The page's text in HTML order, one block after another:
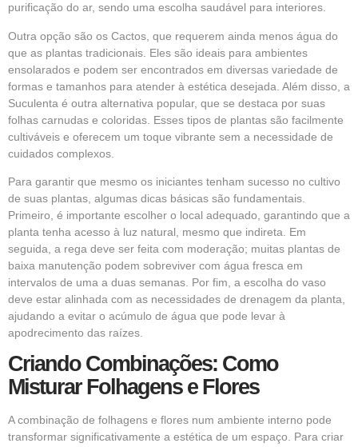
purificação do ar, sendo uma escolha saudável para interiores.
Outra opção são os Cactos, que requerem ainda menos água do
que as plantas tradicionais. Eles são ideais para ambientes
ensolarados e podem ser encontrados em diversas variedade de
formas e tamanhos para atender à estética desejada. Além disso, a
Suculenta é outra alternativa popular, que se destaca por suas
folhas carnudas e coloridas. Esses tipos de plantas são facilmente
cultiváveis e oferecem um toque vibrante sem a necessidade de
cuidados complexos.
Para garantir que mesmo os iniciantes tenham sucesso no cultivo
de suas plantas, algumas dicas básicas são fundamentais.
Primeiro, é importante escolher o local adequado, garantindo que a
planta tenha acesso à luz natural, mesmo que indireta. Em
seguida, a rega deve ser feita com moderação; muitas plantas de
baixa manutenção podem sobreviver com água fresca em
intervalos de uma a duas semanas. Por fim, a escolha do vaso
deve estar alinhada com as necessidades de drenagem da planta,
ajudando a evitar o acúmulo de água que pode levar à
apodrecimento das raízes.
Criando Combinações: Como
Misturar Folhagens e Flores
A combinação de folhagens e flores num ambiente interno pode
transformar significativamente a estética de um espaço. Para criar